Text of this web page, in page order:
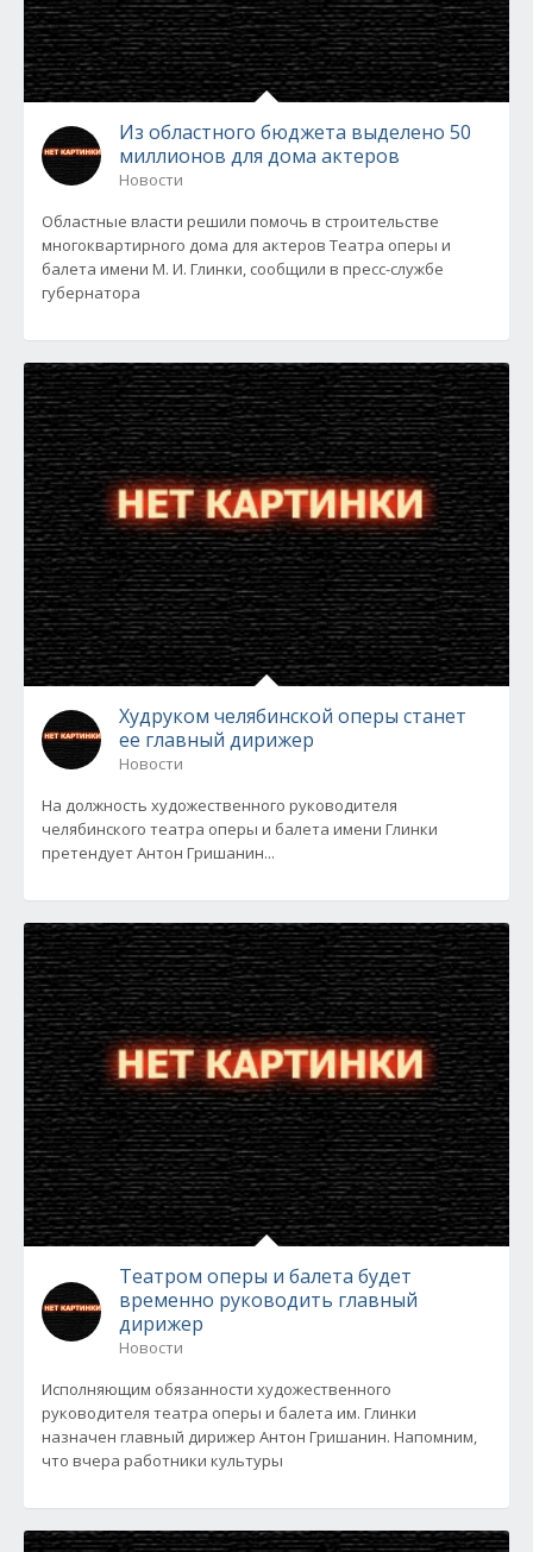
Из областного бюджета выделено 50
миллионов для дома актеров
Новости
Областные власти решили помочь в строительстве
многоквартирного дома для актеров Театра оперы и
балета имени М. И. Глинки, сообщили в пресс-службе
губернатора
Худруком челябинской оперы станет
ее главный дирижер
Новости
На должность художественного руководителя
челябинского театра оперы и балета имени Глинки
претендует Антон Гришанин...
Театром оперы и балета будет
временно руководить главный
дирижер
Новости
Исполняющим обязанности художественного
руководителя театра оперы и балета им. Глинки
назначен главный дирижер Антон Гришанин. Напомним,
что вчера работники культуры